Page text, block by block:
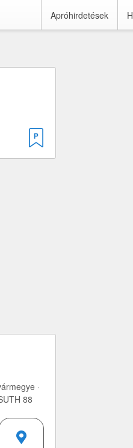
Apróhirdetések
·
88